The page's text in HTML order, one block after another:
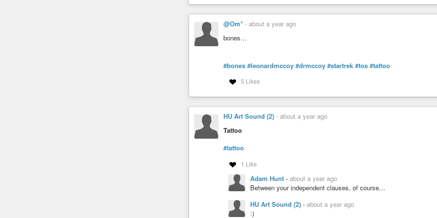
953,000 US dollars.
If you like this project and want to loan us money, message me
or Telegram username below and I will give you detailed
For detailed information and to lend money to our holding, send
below and I will give you detailed information.
My WhatsApp phone number:
@Om* - about a year ago
bones…
#bones #leonardmccoy #drmccoy #startrek #tos #tattoo
5 Likes
HU Art Sound (2) - about a year ago
Tattoo
#tattoo
1 Like
Adam Hunt - about a year ago
Between your independent clauses, of course…
HU Art Sound (2) - about a year ago
:)